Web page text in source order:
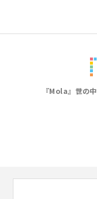
『Mola』世の